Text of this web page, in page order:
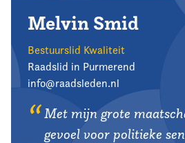
Melvin Smid
Bestuurslid Kwaliteit
Raadslid in Purmerend
info@raadsleden.nl
Met mijn grote
gevoel voor politieke